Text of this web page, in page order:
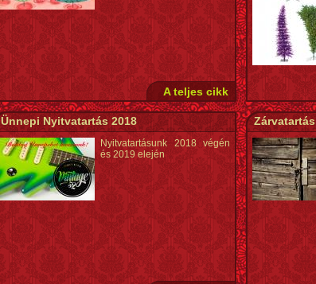
A teljes cikk
Ünnepi Nyitvatartás 2018
Nyitvatartásunk 2018 végén
és 2019 elején
Zárvatartás